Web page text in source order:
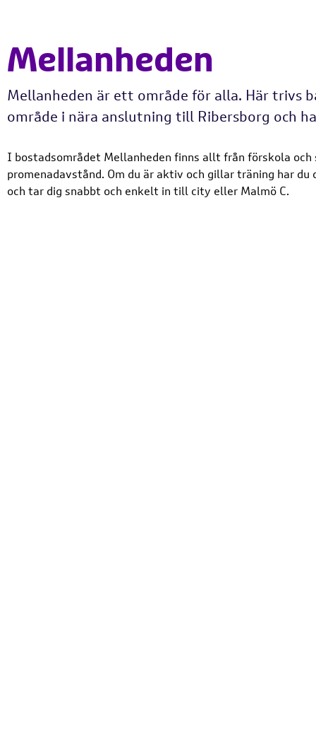
Mellanheden
Mellanheden är ett område för alla. Här trivs
område i nära anslutning till Ribersborg och
I bostadsområdet Mellanheden finns allt från förskola
promenadavstånd. Om du är aktiv och gillar träning har
och tar dig snabbt och enkelt in till city eller Malmö C.